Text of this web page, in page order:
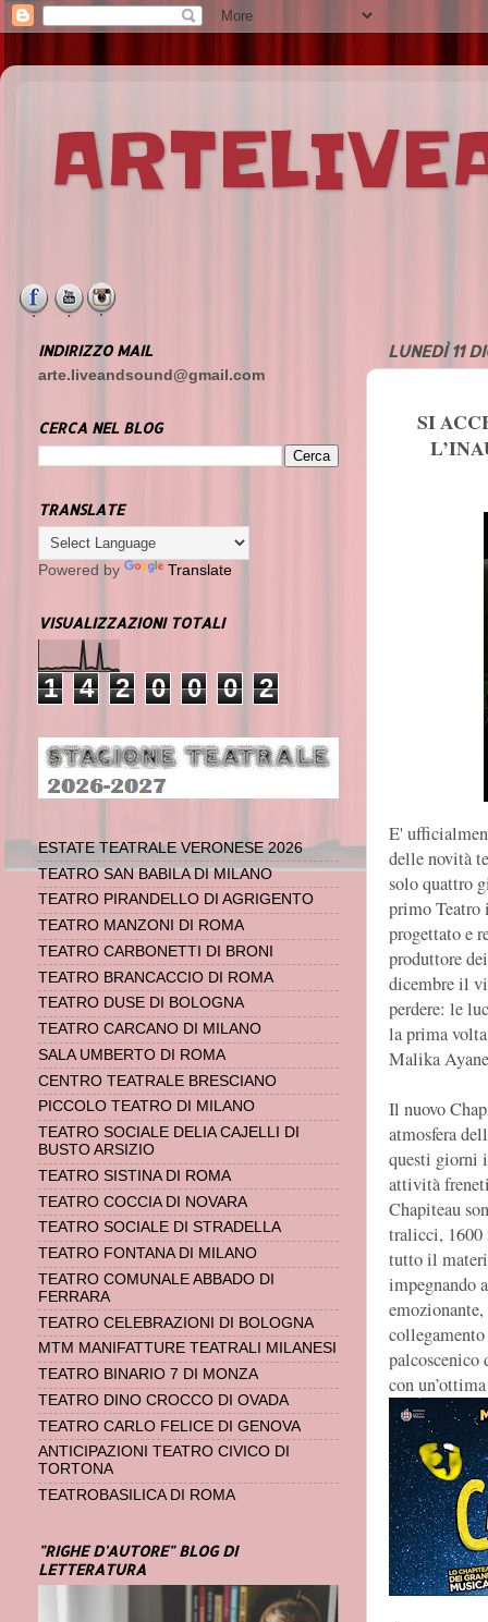
LUNEDÌ 11
SI
E'
delle novità
solo quattro
primo Teatro
progettato e
produttore
dicembre il
perdere: le
la prima
Malika
Il nuovo
atmosfera
questi giorni
attività
Chapiteau
tralicci, 1600
tutto il
impegnando
palcoscenico
con
INDIRIZZO MAIL
arte.liveandsound@gmail.com
CERCA NEL BLOG
TRANSLATE
Powered by Translate
VISUALIZZAZIONI TOTALI
1 4 2 0 0 0 2
ESTATE TEATRALE VERONESE 2026
TEATRO SAN BABILA DI MILANO
TEATRO PIRANDELLO DI AGRIGENTO
TEATRO MANZONI DI ROMA
TEATRO CARBONETTI DI BRONI
TEATRO BRANCACCIO DI ROMA
TEATRO DUSE DI BOLOGNA
TEATRO CARCANO DI MILANO
SALA UMBERTO DI ROMA
CENTRO TEATRALE BRESCIANO
PICCOLO TEATRO DI MILANO
TEATRO SOCIALE DELIA CAJELLI DI
BUSTO ARSIZIO
TEATRO SISTINA DI ROMA
TEATRO COCCIA DI NOVARA
TEATRO SOCIALE DI STRADELLA
TEATRO FONTANA DI MILANO
TEATRO COMUNALE ABBADO DI
FERRARA
TEATRO CELEBRAZIONI DI BOLOGNA
MTM MANIFATTURE TEATRALI MILANESI
TEATRO BINARIO 7 DI MONZA
TEATRO DINO CROCCO DI OVADA
TEATRO CARLO FELICE DI GENOVA
ANTICIPAZIONI TEATRO CIVICO DI
TORTONA
TEATROBASILICA DI ROMA
"RIGHE D'AUTORE" BLOG DI
LETTERATURA